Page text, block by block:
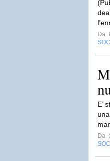
Da
E’
Da